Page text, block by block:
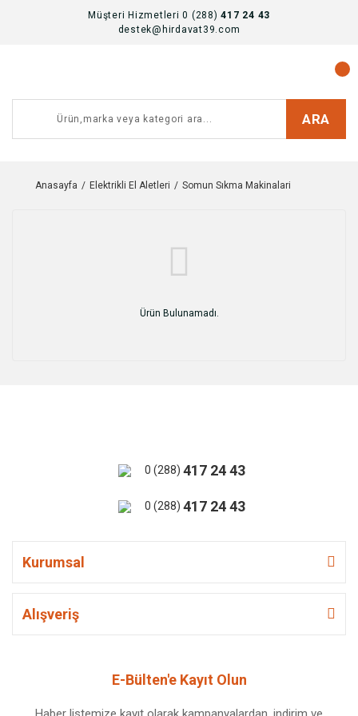
Müşteri Hizmetleri 0 (288)417 24 43
destek@hirdavat39.com
ARA
Anasayfa Elektrikli El Aletleri Somun Sıkma Makinalari
Ürün Bulunamadı.
0 (288) 417 24 43
0 (288) 417 24 43
Kurumsal
Alışveriş
E-Bülten'e Kayıt Olun